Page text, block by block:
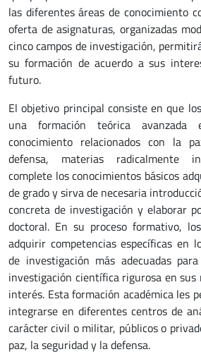
las diferentes áreas de conocimiento
oferta de asignaturas, organizadas
cinco campos de investigación,
su formación de acuerdo a sus
futuro.
El objetivo principal consiste en que
una formación teórica
conocimiento relacionados con la
defensa, materias radicalmente
complete los conocimientos básicos
de grado y sirva de necesaria
concreta de investigación y elaborar
doctoral. En su proceso formativo,
adquirir competencias específicas en
de investigación más adecuadas
investigación científica rigurosa en sus
interés. Esta formación académica les
integrarse en diferentes centros de
carácter civil o militar, públicos o
paz, la seguridad y la defensa.